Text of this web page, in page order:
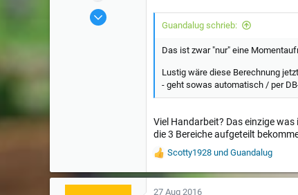
29 Feb 2016
Guandalug schrieb:
Das ist zwar "nur" eine
Lustig wäre diese Berechnung
- geht sowas automatisch / per
Viel Handarbeit? Das einzige
die 3 Bereiche aufgeteilt
W
r
t
Scotty1928 und Guandalug
27 Aug 2016